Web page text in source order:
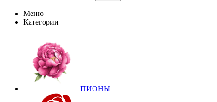
Меню
Категории
ПИОНЫ